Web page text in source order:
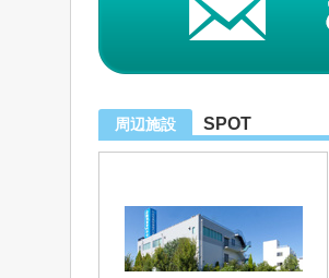
周辺施設 SPOT